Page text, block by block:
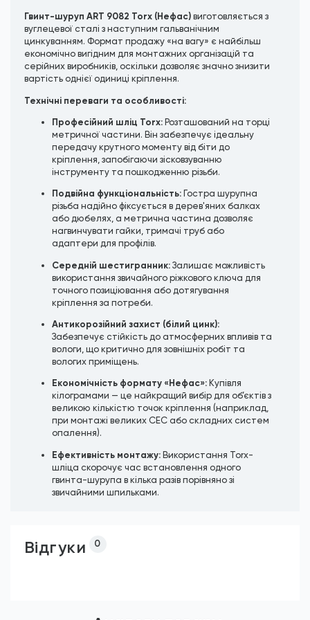
Гвинт-шуруп ART 9082 Torx (Нефас) виготовляється з
вуглецевої сталі з наступним гальванічним
цинкуванням. Формат продажу «на вагу» є найбільш
економічно вигідним для монтажних організацій та
серійних виробників, оскільки дозволяє значно знизити
вартість однієї одиниці кріплення.
Технічні переваги та особливості:
Професійний шліц Torx: Розташований на торці
метричної частини. Він забезпечує ідеальну
передачу крутного моменту від біти до
кріплення, запобігаючи зісковзуванню
інструменту та пошкодженню різьби.
Подвійна функціональність: Гостра шурупна
різьба надійно фіксується в дерев'яних балках
або дюбелях, а метрична частина дозволяє
нагвинчувати гайки, тримачі труб або
адаптери для профілів.
Середній шестигранник: Залишає можливість
використання звичайного ріжкового ключа для
точного позиціювання або дотягування
кріплення за потреби.
Антикорозійний захист (білий цинк):
Забезпечує стійкість до атмосферних впливів та
вологи, що критично для зовнішніх робіт та
вологих приміщень.
Економічність формату «Нефас»: Купівля
кілограмами — це найкращий вибір для об’єктів з
великою кількістю точок кріплення (наприклад,
при монтажі великих СЕС або складних систем
опалення).
Ефективність монтажу: Використання Torx-
шліца скорочує час встановлення одного
гвинта-шурупа в кілька разів порівняно зі
звичайними шпильками.
Відгуки 0